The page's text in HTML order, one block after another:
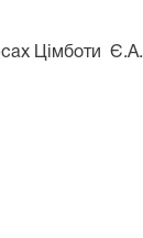
Цімботи Є.А.